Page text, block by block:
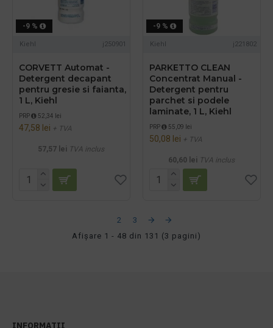
-9 %
Kiehl j250901
CORVETT Automat -
Detergent decapant
pentru gresie si faianta,
1 L, Kiehl
PRP 52,34 lei
47,58 lei + TVA
57,57 lei TVA inclus
-9 %
Kiehl j221802
PARKETTO CLEAN
Concentrat Manual -
Detergent pentru
parchet si podele
laminate, 1 L, Kiehl
PRP 55,09 lei
50,08 lei + TVA
60,60 lei TVA inclus
2
3
Afişare 1 - 48 din 131 (3 pagini)
INFORMATII